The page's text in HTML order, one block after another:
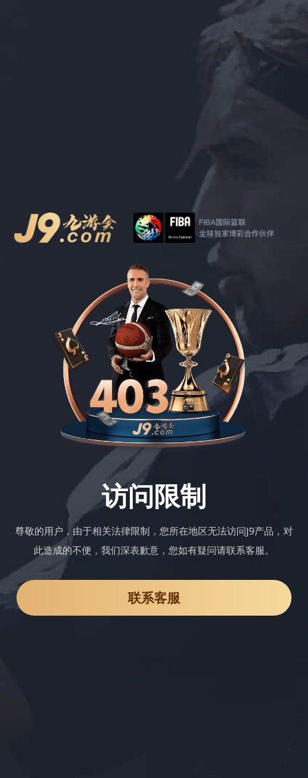
访问限制
尊敬的用户，由于相关法律限制，您所在地区无法访问J9产品，对
此造成的不便，我们深表歉意，您如有疑问请联系客服。
联系客服